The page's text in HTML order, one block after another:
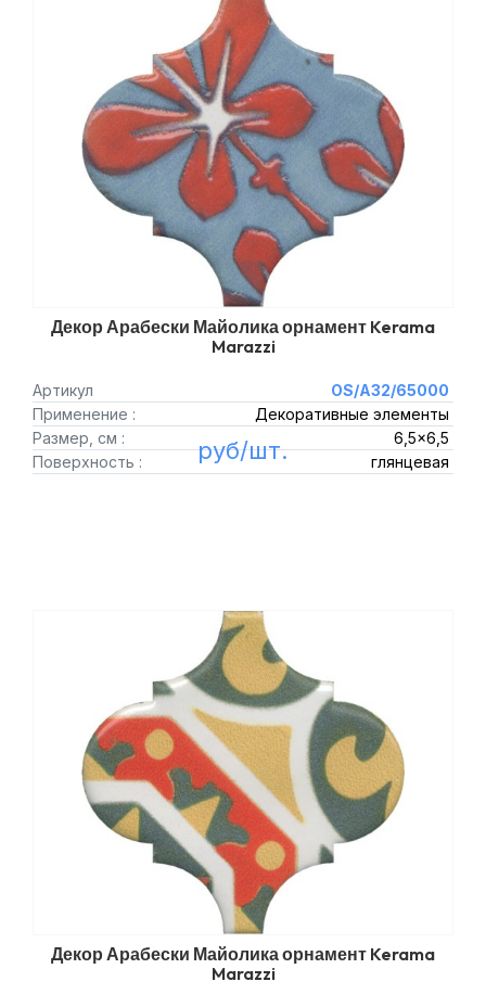
Декор Арабески Майолика орнамент Kerama
Marazzi
Артикул
OS/A32/65000
Применение :
Декоративные элементы
Размер, см :
6,5x6,5
Поверхность :
глянцевая
руб/шт.
Декор Арабески Майолика орнамент Kerama
Marazzi